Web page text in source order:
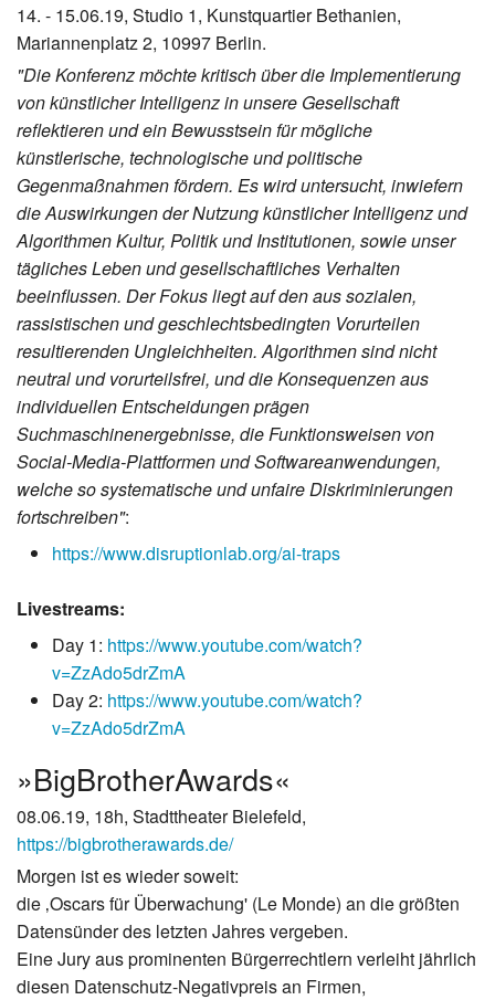
14. - 15.06.19, Studio 1, Kunstquartier Bethanien,
Mariannenplatz 2, 10997 Berlin.
"Die Konferenz möchte kritisch über die Implementierung
von künstlicher Intelligenz in unsere Gesellschaft
reflektieren und ein Bewusstsein für mögliche
künstlerische, technologische und politische
Gegenmaßnahmen fördern. Es wird untersucht, inwiefern
die Auswirkungen der Nutzung künstlicher Intelligenz und
Algorithmen Kultur, Politik und Institutionen, sowie unser
tägliches Leben und gesellschaftliches Verhalten
beeinflussen. Der Fokus liegt auf den aus sozialen,
rassistischen und geschlechtsbedingten Vorurteilen
resultierenden Ungleichheiten. Algorithmen sind nicht
neutral und vorurteilsfrei, und die Konsequenzen aus
individuellen Entscheidungen prägen
Suchmaschinenergebnisse, die Funktionsweisen von
Social-Media-Plattformen und Softwareanwendungen,
welche so systematische und unfaire Diskriminierungen
fortschreiben":
https://www.disruptionlab.org/ai-traps
Livestreams:
Day 1: https://www.youtube.com/watch?
v=ZzAdo5drZmA
Day 2: https://www.youtube.com/watch?
v=ZzAdo5drZmA
»BigBrotherAwards«
08.06.19, 18h, Stadttheater Bielefeld,
https://bigbrotherawards.de/
Morgen ist es wieder soweit:
die ‚Oscars für Überwachung' (Le Monde) an die größten
Datensünder des letzten Jahres vergeben.
Eine Jury aus prominenten Bürgerrechtlern verleiht jährlich
diesen Datenschutz-Negativpreis an Firmen,